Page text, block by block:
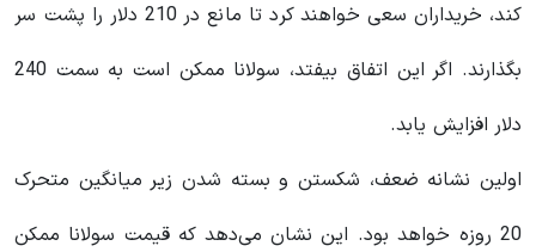
کند، خریداران سعی خواهند کرد تا مانع در 210 دلار را پشت سر
بگذارند. اگر این اتفاق بیفتد، سولانا ممکن است به سمت 240
دلار افزایش یابد.
اولین نشانه ضعف، شکستن و بسته شدن زیر میانگین متحرک
20 روزه خواهد بود. این نشان می‌دهد که قیمت سولانا ممکن